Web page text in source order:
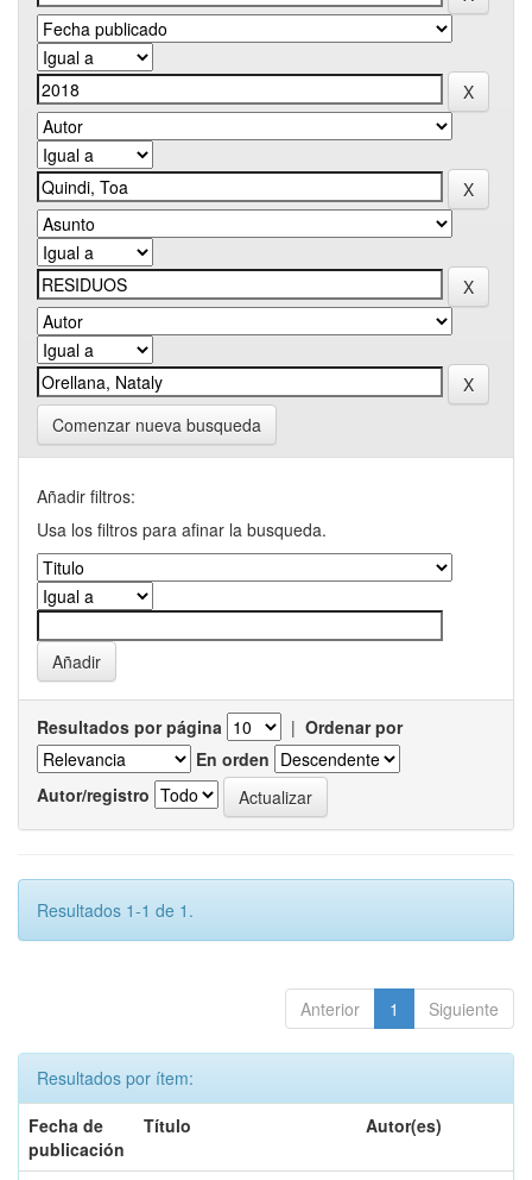
Comenzar nueva busqueda
Añadir filtros:
Usa los filtros para afinar la busqueda.
Resultados por página | Ordenar por
En orden
Autor/registro
Resultados 1-1 de 1.
Anterior 1 Siguiente
Resultados por ítem:
Fecha de
publicación
Título Autor(es)